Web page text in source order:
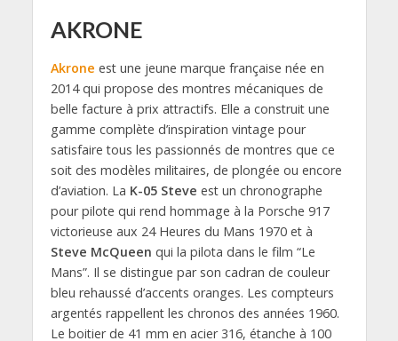
AKRONE
Akrone est une jeune marque française née en
2014 qui propose des montres mécaniques de
belle facture à prix attractifs. Elle a construit une
gamme complète d’inspiration vintage pour
satisfaire tous les passionnés de montres que ce
soit des modèles militaires, de plongée ou encore
d’aviation. La K-05 Steve est un chronographe
pour pilote qui rend hommage à la Porsche 917
victorieuse aux 24 Heures du Mans 1970 et à
Steve McQueen qui la pilota dans le film “Le
Mans”. Il se distingue par son cadran de couleur
bleu rehaussé d’accents oranges. Les compteurs
argentés rappellent les chronos des années 1960.
Le boitier de 41 mm en acier 316, étanche à 100